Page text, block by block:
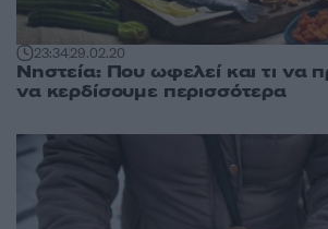
23:3429.02.20
Νηστεία: Που ωφελεί και τι να
να κερδίσουμε περισσότερα